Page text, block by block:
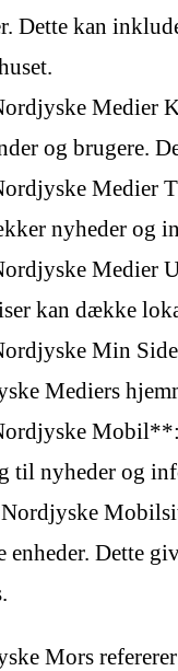
Dette kan
Medier
og brugere.
Medier
nyheder og
Medier
kan dække
Min
Mediers
Mobil**:
til nyheder og
enheder. Dette
Mors